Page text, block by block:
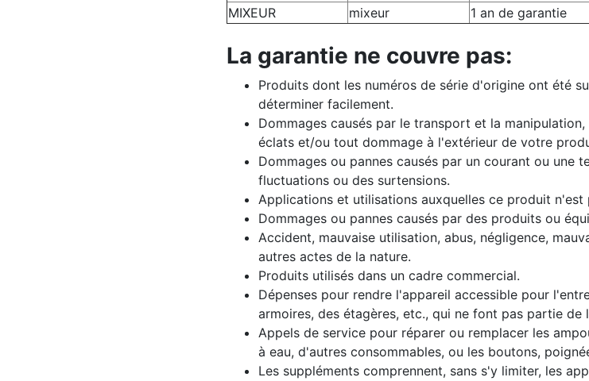
MIXEUR
mixeur 1 an de garantie
La garantie ne couvre pas:
Produits dont les numéros de série d'origine ont été
déterminer facilement.
Dommages causés par le transport et la
éclats et/ou tout dommage à l'extérieur de votre
Dommages ou pannes causés par un courant ou une
fluctuations ou des surtensions.
Applications et utilisations auxquelles ce produit n'est
Dommages ou pannes causés par des produits ou
Accident, mauvaise utilisation, abus, négligence,
autres actes de la nature.
Produits utilisés dans un cadre commercial.
Dépenses pour rendre l'appareil accessible pour
armoires, des étagères, etc., qui ne font pas partie
Appels de service pour réparer ou remplacer les
à eau, d'autres consommables, ou les boutons,
Les suppléments comprennent, sans s'y limiter, les